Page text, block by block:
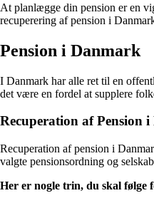
At planlægge din pension er en
recuperering af pension i
Pension i Danmark
I Danmark har alle ret til en
det være en fordel at supplere
Recuperation af Pension
Recuperation af pension i
valgte pensionsordning og
Her er nogle trin, du skal følge